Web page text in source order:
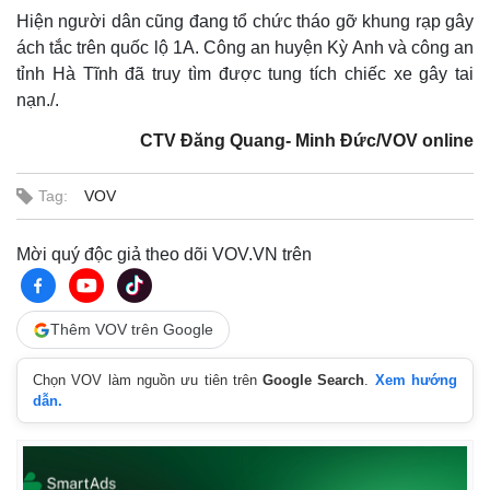
Quan sát
Cuộc sống đó đây
Hồ sơ
Video
Ảnh
E-Magazine
Infographic
Hiện người dân cũng đang tổ chức tháo gỡ khung rạp gây
ách tắc trên quốc lộ 1A. Công an huyện Kỳ Anh và công an
tỉnh Hà Tĩnh đã truy tìm được tung tích chiếc xe gây tai
nạn./.
CTV Đăng Quang- Minh Đức/VOV online
Tag: VOV
Mời quý độc giả theo dõi VOV.VN trên
Thêm VOV trên Google
Chọn VOV làm nguồn ưu tiên trênGoogle Search. Xem hướng
dẫn.